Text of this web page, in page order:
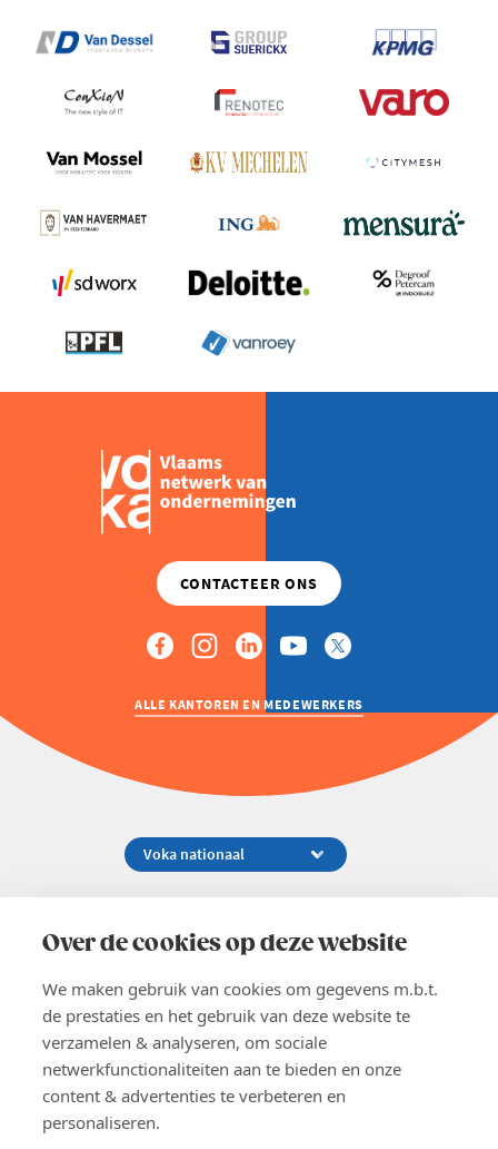
Over de cookies op deze website
We maken gebruik van cookies om gegevens m.b.t.
de prestaties en het gebruik van deze website te
verzamelen & analyseren, om sociale
netwerkfunctionaliteiten aan te bieden en onze
content & advertenties te verbeteren en
personaliseren.
ALLE KANTOREN EN MEDEWERKERS
02 229 81 11
EN